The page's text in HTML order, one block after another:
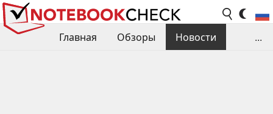
Главная Обзоры
Новости
...